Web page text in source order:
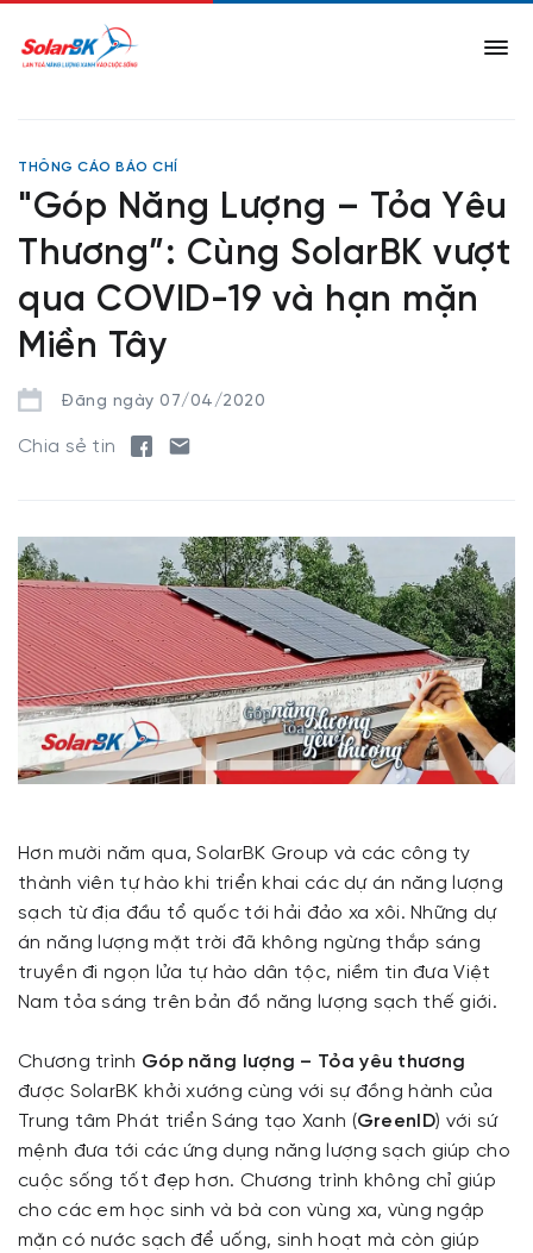
THÔNG CÁO BÁO CHÍ
"Góp Năng Lượng – Tỏa Yêu
Thương”: Cùng SolarBK vượt
qua COVID-19 và hạn mặn
Miền Tây
Đăng ngày 07/04/2020
Chia sẻ tin
Hơn mười năm qua, SolarBK Group và các công ty
thành viên tự hào khi triển khai các dự án năng lượng
sạch từ địa đầu tổ quốc tới hải đảo xa xôi. Những dự
án năng lượng mặt trời đã không ngừng thắp sáng
truyền đi ngọn lửa tự hào dân tộc, niềm tin đưa Việt
Nam tỏa sáng trên bản đồ năng lượng sạch thế giới.
Chương trình Góp năng lượng – Tỏa yêu thương
được SolarBK khởi xướng cùng với sự đồng hành của
Trung tâm Phát triển Sáng tạo Xanh (GreenID) với sứ
mệnh đưa tới các ứng dụng năng lượng sạch giúp cho
cuộc sống tốt đẹp hơn. Chương trình không chỉ giúp
cho các em học sinh và bà con vùng xa, vùng ngập
mặn có nước sạch để uống, sinh hoạt mà còn giúp